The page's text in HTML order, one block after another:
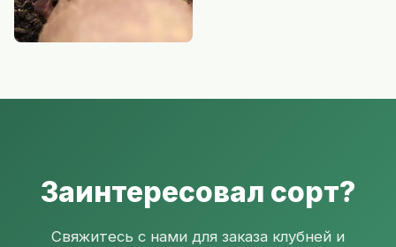
Заинтересовал сорт?
Свяжитесь с нами для заказа клубней и